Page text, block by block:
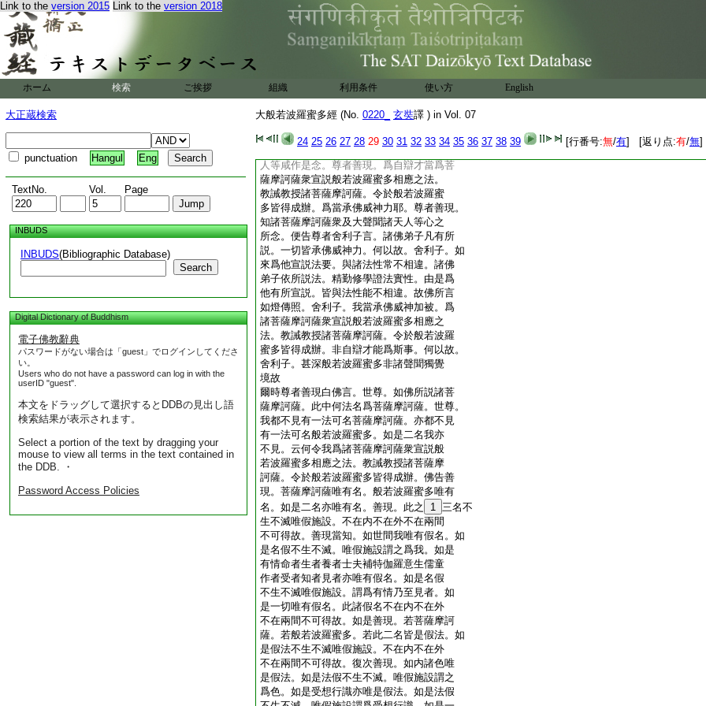
Link to the version 2015 Link to the version 2018
ホーム 検索 ご挨拶 組織 利用条件 使い方 English
大正蔵検索
punctuation Hangul Eng
TextNo. Vol. Page
INBUDS
INBUDS(Bibliographic Database)
Search
Digital Dictionary of Buddhism
電子佛教辭典
パスワードがない場合は「guest」でログインしてくださ
い。
Users who do not have a password can log in with the
userID "guest".
本文をドラッグして選択するとDDBの見出し語
検索結果が表示されます。
Select a portion of the text by dragging your
mouse to view all terms in the text contained in
the DDB. ・
Password Access Policies
大般若波羅蜜多經 (No. 0220_ 玄奘譯 ) in Vol. 07
24 25 26 27 28 29 30 31 32 33 34 35 36 37 38 39 [行番号:無/有] [返り点:有/無]
大般若波羅蜜多經卷第四百五
大般若波羅蜜多經卷第四百六
＊三藏法師玄奘奉 詔譯
第二分善現品第六之一
爾時佛告尊者善現。汝以辯才應爲菩薩摩
訶薩衆宣説般若波羅蜜多相應之法。教誡
教授諸菩薩摩訶薩。令於般若波羅蜜多皆
人等咸作是念。尊者善現。爲自辯才當爲菩
薩摩訶薩衆宣説般若波羅蜜多相應之法。
教誡教授諸菩薩摩訶薩。令於般若波羅蜜
多皆得成辦。爲當承佛威神力耶。尊者善現。
知諸菩薩摩訶薩衆及大聲聞諸天人等心之
所念。便告尊者舍利子言。諸佛弟子凡有所
説。一切皆承佛威神力。何以故。舍利子。如
來爲他宣説法要。與諸法性常不相違。諸佛
弟子依所説法。精勤修學證法實性。由是爲
他有所宣説。皆與法性能不相違。故佛所言
如燈傳照。舍利子。我當承佛威神加被。爲
諸菩薩摩訶薩衆宣説般若波羅蜜多相應之
法。教誡教授諸菩薩摩訶薩。令於般若波羅
蜜多皆得成辦。非自辯才能爲斯事。何以故。
舍利子。甚深般若波羅蜜多非諸聲聞獨覺
境故
爾時尊者善現白佛言。世尊。如佛所説諸菩
薩摩訶薩。此中何法名爲菩薩摩訶薩。世尊。
我都不見有一法可名菩薩摩訶薩。亦都不見
有一法可名般若波羅蜜多。如是二名我亦
不見。云何令我爲諸菩薩摩訶薩衆宣説般
若波羅蜜多相應之法。教誡教授諸菩薩摩
訶薩。令於般若波羅蜜多皆得成辦。佛告善
現。菩薩摩訶薩唯有名。般若波羅蜜多唯有
名。如是二名亦唯有名。善現。此之
1 三名不
生不滅唯假施設。不在内不在外不在兩間
不可得故。善現當知。如世間我唯有假名。如
是名假不生不滅。唯假施設謂之爲我。如是
有情命者生者養者士夫補特伽羅意生儒童
作者受者知者見者亦唯有假名。如是名假
不生不滅唯假施設。謂爲有情乃至見者。如
是一切唯有假名。此諸假名不在内不在外
不在兩間不可得故。如是善現。若菩薩摩訶
薩。若般若波羅蜜多。若此二名皆是假法。如
是假法不生不滅唯假施設。不在内不在外
不在兩間不可得故。復次善現。如内諸色唯
是假法。如是法假不生不滅。唯假施設謂之
爲色。如是受想行識亦唯是假法。如是法假